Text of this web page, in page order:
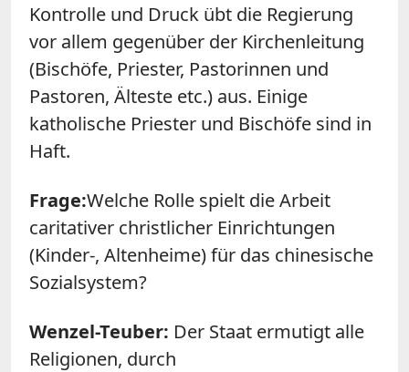
Kontrolle und Druck übt die Regierung
vor allem gegenüber der Kirchenleitung
(Bischöfe, Priester, Pastorinnen und
Pastoren, Älteste etc.) aus. Einige
katholische Priester und Bischöfe sind in
Haft.
Frage:Welche Rolle spielt die Arbeit
caritativer christlicher Einrichtungen
(Kinder-, Altenheime) für das chinesische
Sozialsystem?
Wenzel-Teuber: Der Staat ermutigt alle
Religionen, durch